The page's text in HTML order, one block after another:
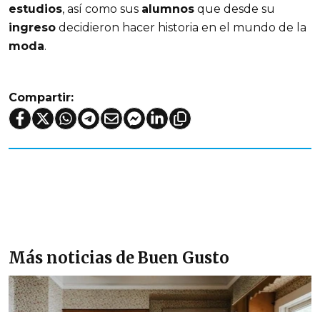
estudios, así como sus alumnos que desde su
ingreso decidieron hacer historia en el mundo de la
moda.
Compartir:
Más noticias de Buen Gusto